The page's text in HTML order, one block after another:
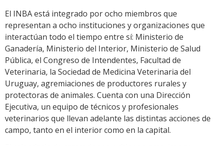
El INBA está integrado por ocho miembros que
representan a ocho instituciones y organizaciones que
interactúan todo el tiempo entre sí: Ministerio de
Ganadería, Ministerio del Interior, Ministerio de Salud
Pública, el Congreso de Intendentes, Facultad de
Veterinaria, la Sociedad de Medicina Veterinaria del
Uruguay, agremiaciones de productores rurales y
protectoras de animales. Cuenta con una Dirección
Ejecutiva, un equipo de técnicos y profesionales
veterinarios que llevan adelante las distintas acciones de
campo, tanto en el interior como en la capital.